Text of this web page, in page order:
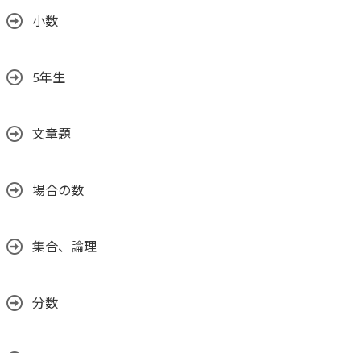
小数
5年生
文章題
場合の数
集合、論理
分数